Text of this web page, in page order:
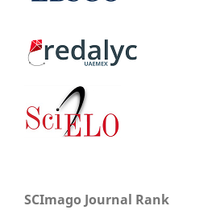
SCImago Journal Rank